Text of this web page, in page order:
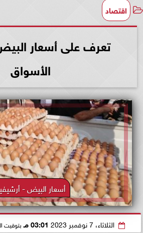
اقتصاد
تعرف على أسعار
الأسواق
أسعار البيض -
الثلاثاء، 7 نوفمبر 2023 03:01 مـ بتوقيت